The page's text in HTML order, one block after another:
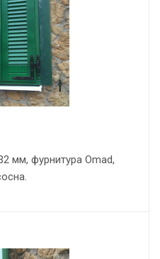
мм, фурнитура Omad,